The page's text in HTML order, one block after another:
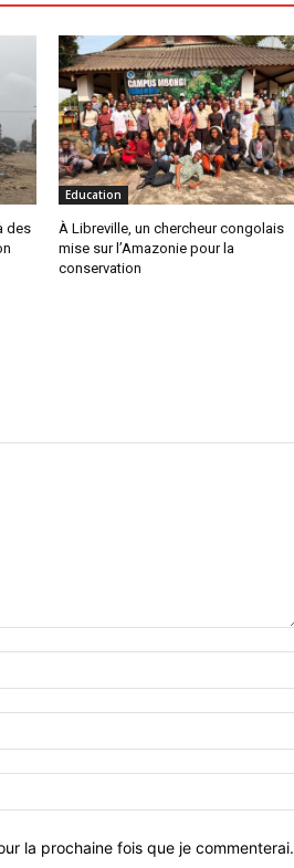
des
Education
À Libreville, un chercheur congolais
mise sur l’Amazonie pour la
conservation
la prochaine fois que je commenterai.